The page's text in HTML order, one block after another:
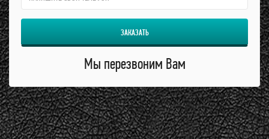
ЗАКАЗАТЬ
Мы перезвоним Вам